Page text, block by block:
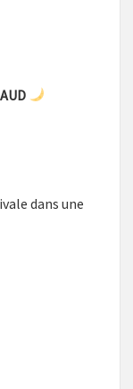
dans une